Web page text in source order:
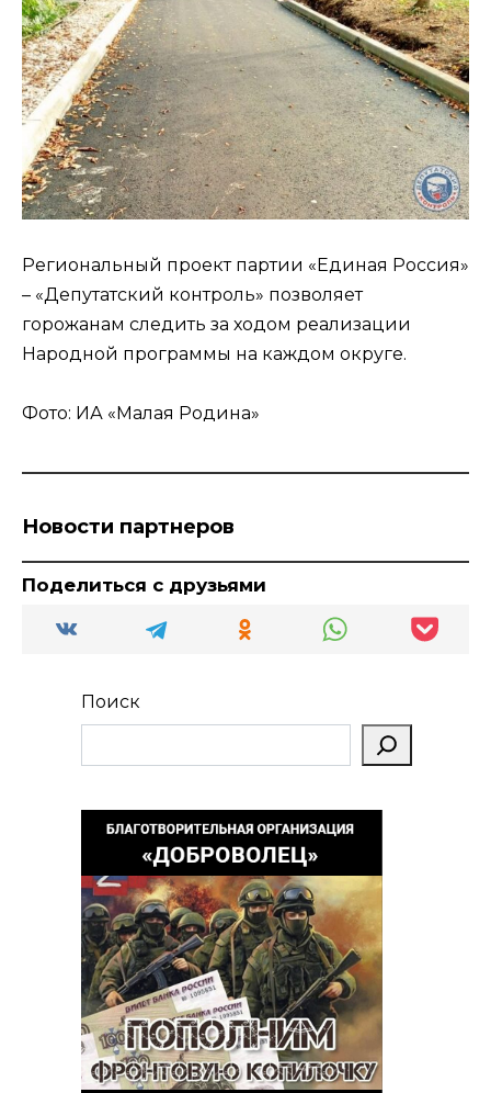
Региональный проект партии «Единая Россия»
– «Депутатский контроль» позволяет
горожанам следить за ходом реализации
Народной программы на каждом округе.
Фото: ИА «Малая Родина»
Новости партнеров
Поделиться с друзьями
Поиск